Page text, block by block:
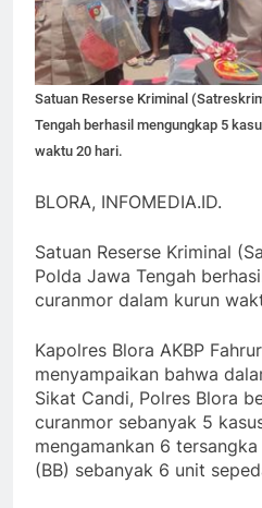
Satuan Reserse Kriminal
Tengah berhasil mengungkap 5
waktu 20 hari.
BLORA, INFOMEDIA.ID.
Satuan Reserse Kriminal
Polda Jawa Tengah
curanmor dalam kurun
Kapolres Blora AKBP
menyampaikan bahwa
Sikat Candi, Polres Blora
curanmor sebanyak 5
mengamankan 6
(BB) sebanyak 6 unit